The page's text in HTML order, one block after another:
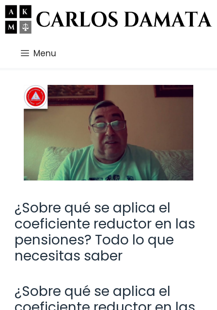
Saltar
al
contenido
Menu
¿Sobre qué se aplica el
coeficiente reductor en las
pensiones? Todo lo que
necesitas saber
¿Sobre qué se aplica el